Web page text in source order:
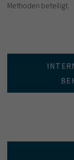
Methoden beteiligt.